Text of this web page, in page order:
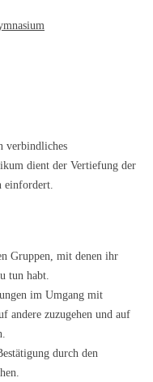
verbindliches
dient der Vertiefung der
einfordert.
Gruppen, mit denen ihr
tun habt.
im Umgang mit
andere zuzugehen und auf
durch den